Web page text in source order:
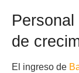
de
El ingreso de